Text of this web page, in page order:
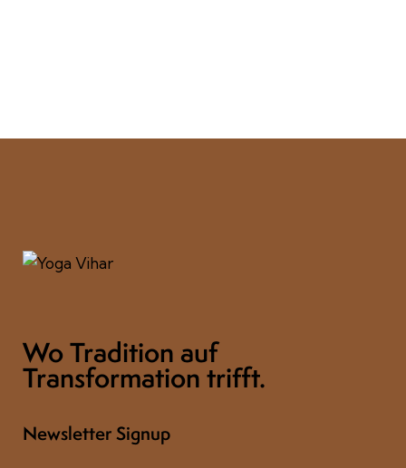
Wo Tradition auf
Transformation trifft.
Newsletter Signup